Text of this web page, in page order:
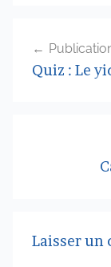
deQuiz : Le
Laisser un